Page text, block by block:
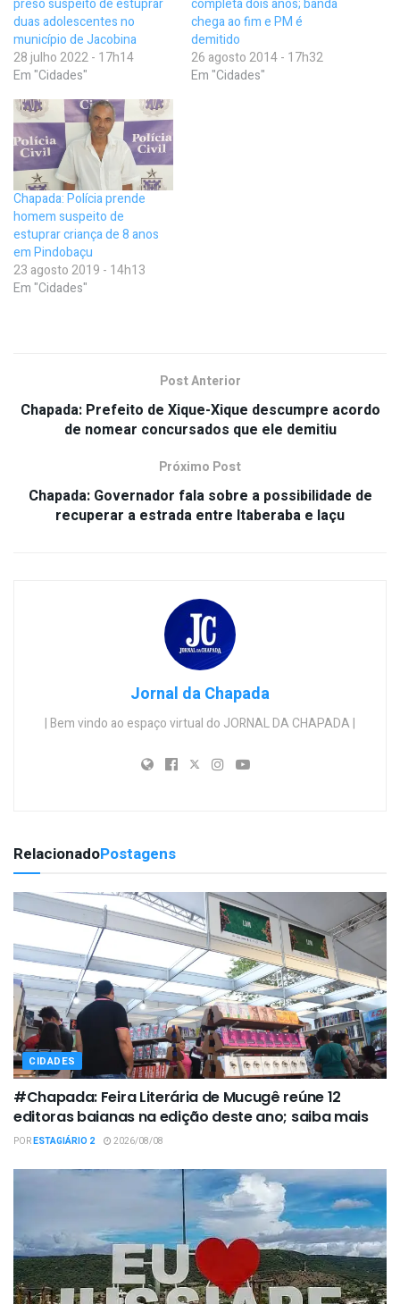
preso suspeito de estuprar
duas adolescentes no
município de Jacobina
28 julho 2022 - 17h14
Em "Cidades"
completa dois anos; banda
chega ao fim e PM é
demitido
26 agosto 2014 - 17h32
Em "Cidades"
Chapada: Polícia prende
homem suspeito de
estuprar criança de 8 anos
em Pindobaçu
23 agosto 2019 - 14h13
Em "Cidades"
Post Anterior
Chapada: Prefeito de Xique-Xique descumpre acordo
de nomear concursados que ele demitiu
Próximo Post
Chapada: Governador fala sobre a possibilidade de
recuperar a estrada entre Itaberaba e Iaçu
Jornal da Chapada
| Bem vindo ao espaço virtual do JORNAL DA CHAPADA |
RelacionadoPostagens
CIDADES
#Chapada: Feira Literária de Mucugê reúne 12
editoras baianas na edição deste ano; saiba mais
PORESTAGIÁRIO 2 2026/08/08